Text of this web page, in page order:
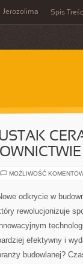
Jerozolima Spis
MOŻLIWOŚĆ
odkrycie w
rewolucjonizuje
efektywny i
budowlanej?